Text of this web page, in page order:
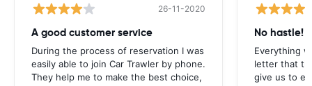
26-11-2020
A good customer service
During the process of reservation I was
easily able to join Car Trawler by phone.
They help me to make the best choice,
No hastle!
Everything
letter that
give us to